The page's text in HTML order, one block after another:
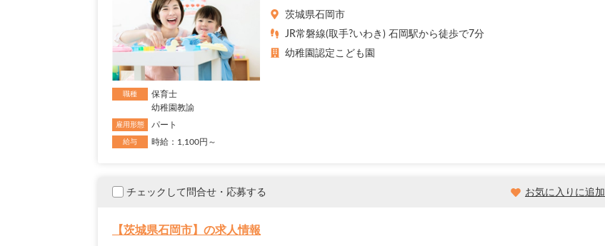
茨城県石岡市
JR常磐線(取手?いわき) 石岡駅から徒歩で7分
幼稚園認定こども園
職種
保育士
幼稚園教諭
雇用形態 パート
給与 時給：1,100円～
チェックして問合せ・応募する お気に入りに追加
【茨城県石岡市】の求人情報